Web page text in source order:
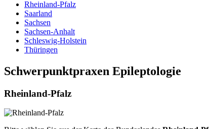
Rheinland-Pfalz
Saarland
Sachsen
Sachsen-Anhalt
Schleswig-Holstein
Thüringen
Schwerpunktpraxen Epileptologie
Rheinland-Pfalz